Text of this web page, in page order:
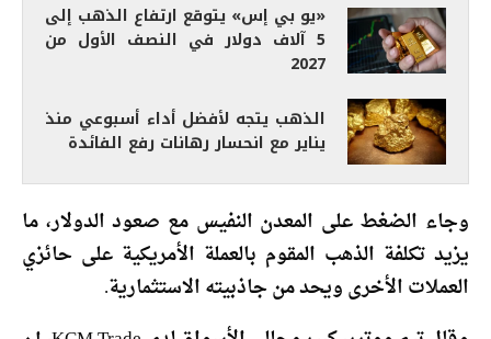
«يو بي إس» يتوقع ارتفاع الذهب إلى
5 آلاف دولار في النصف الأول من
2027
الذهب يتجه لأفضل أداء أسبوعي منذ
يناير مع انحسار رهانات رفع الفائدة
وجاء الضغط على المعدن النفيس مع صعود الدولار، ما
يزيد تكلفة الذهب المقوم بالعملة الأمريكية على حائزي
العملات الأخرى ويحد من جاذبيته الاستثمارية.